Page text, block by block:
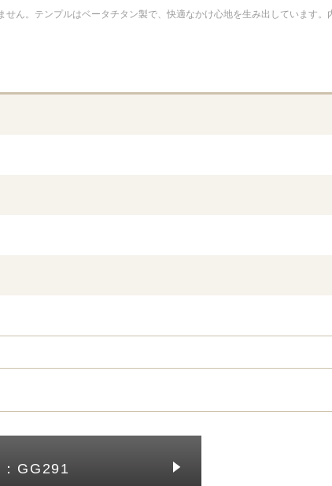
ん。テンプルはベータチタン製で、快適なかけ心地を生み出しています。
GG291